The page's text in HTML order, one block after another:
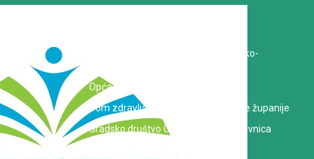
Zavod za javno zdravstvo Koprivničko-
Opća bolnica dr. Tomislav Bardek
Dom zdravlja Koprivničko-križevačke županije
Gradsko društvo Crvenog križa Koprivnica